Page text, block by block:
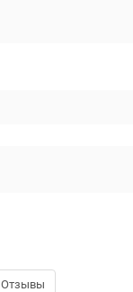
Отзывы